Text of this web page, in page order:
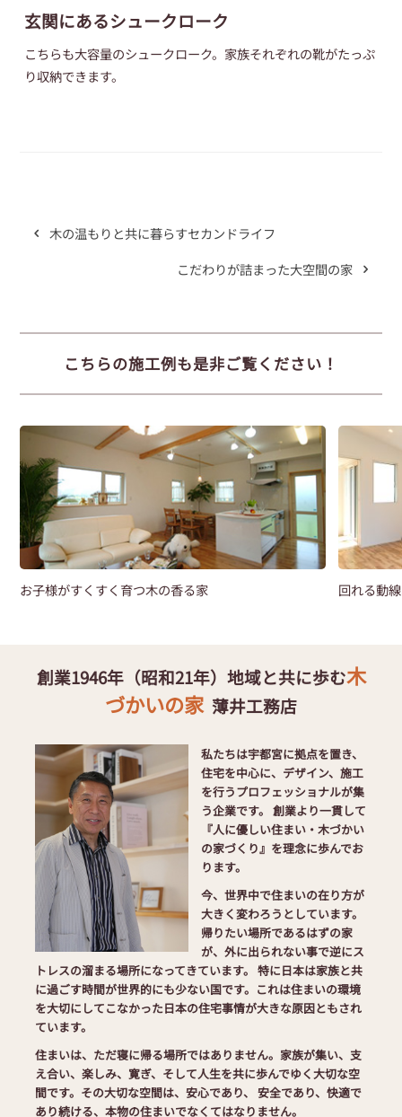
玄関にあるシュークローク
こちらも大容量のシュークローク。家族それぞれの靴がたっぷ
り収納できます。
木の温もりと共に暮らすセカンドライフ
こだわりが詰まった大空間の家
こちらの施工例も是非ご覧ください！
お子様がすくすく育つ木の香る家 回れる動
創業1946年（昭和21年）地域と共に歩む木
づかいの家 薄井工務店
私たちは宇都宮に拠点を置き、
住宅を中心に、デザイン、施工
を行うプロフェッショナルが集
う企業です。 創業より一貫して
『人に優しい住まい・木づかい
の家づくり』を理念に歩んでお
ります。
今、世界中で住まいの在り方が
大きく変わろうとしています。
帰りたい場所であるはずの家
が、外に出られない事で逆にス
トレスの溜まる場所になってきています。 特に日本は家族と共
に過ごす時間が世界的にも少ない国です。これは住まいの環境
を大切にしてこなかった日本の住宅事情が大きな原因ともされ
ています。
住まいは、ただ寝に帰る場所ではありません。家族が集い、支
え合い、楽しみ、寛ぎ、そして人生を共に歩んでゆく大切な空
間です。その大切な空間は、安心であり、 安全であり、快適で
あり続ける、本物の住まいでなくてはなりません。